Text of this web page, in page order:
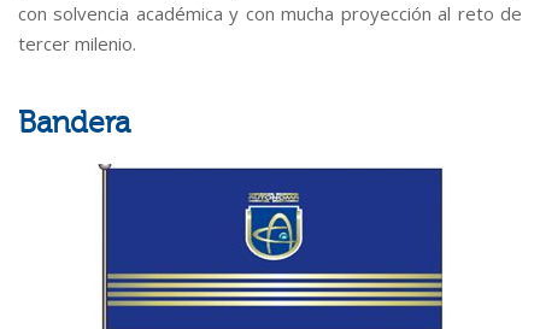
con solvencia académica y con mucha proyección al reto de
tercer milenio.
Bandera